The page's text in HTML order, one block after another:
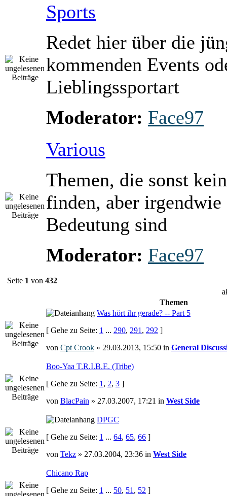
Sports
Redet hier über die
kommenden Events
Lieblingssportart
Moderator: Face97
Various
Themen, die sonst
finden, aber irgendwie
Bedeutung sind
Moderator: Face97
Seite 1 von 432
Themen
Was hört ihr gerade? -- Part 5
[ Gehe zu Seite: 1 ... 290, 291 , 292 ]
von Cpt Crook » 29.03.2013, 15:50 in General
Boo-Yaa T.R.I.B.E. (Tribe)
[ Gehe zu Seite: 1 , 2, 3 ]
von BlacPain » 27.03.2007, 17:21 in West Side
DPGC
[ Gehe zu Seite: 1 ... 64, 65, 66 ]
von Tekz » 27.03.2004, 23:36 in West Side
Chicano Rap
[ Gehe zu Seite: 1 ... 50, 51 , 52 ]